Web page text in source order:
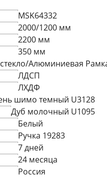
MSK64332
2000/1200 мм
2200 мм
350 мм
Алюминиевая
ЛДСП
ЛХДФ
шимо темный U3128
Дуб молочный U1095
Белый
Ручка 19283
7 дней
24 месяца
Россия